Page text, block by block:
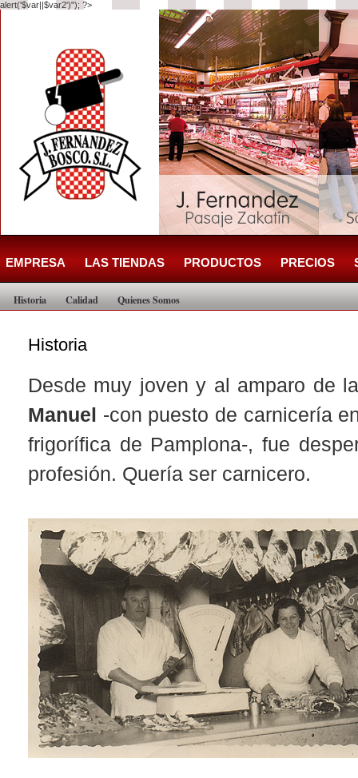
alert('$var||$var2')"); ?>
EMPRESA LAS TIENDAS PRODUCTOS PRECIOS
Historia Calidad Quienes Somos
Historia
Desde muy joven y al amparo de
Manuel
-con puesto de carnicería
frigorífica de Pamplona-, fue
profesión. Quería ser carnicero.